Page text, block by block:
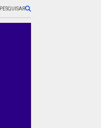
PESQUISAR